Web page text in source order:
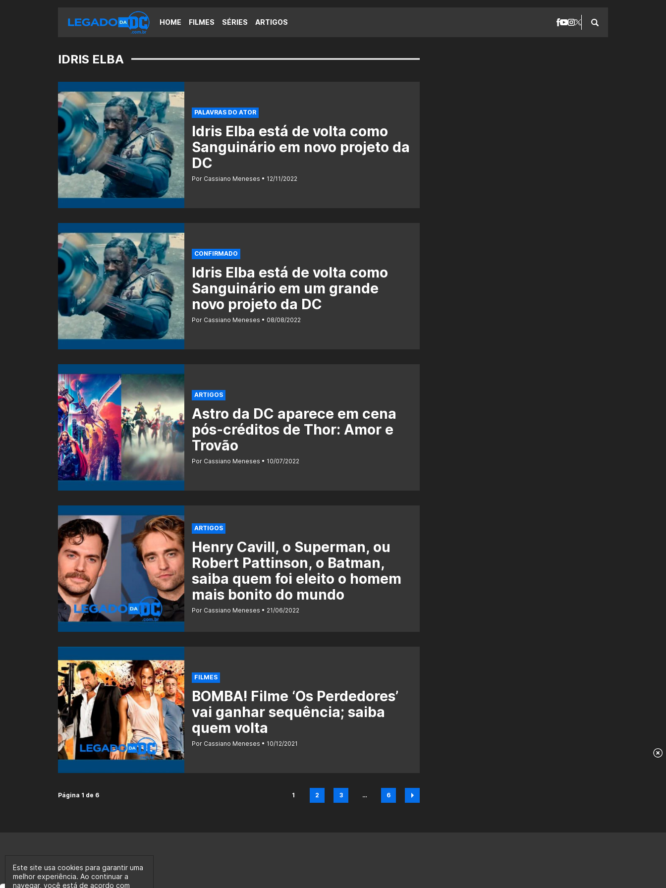
HOME FILMES SÉRIES ARTIGOS
IDRIS ELBA
PALAVRAS DO ATOR
Idris Elba está de volta como
Sanguinário em novo projeto da
DC
Por Cassiano Meneses 12/11/2022
CONFIRMADO
Idris Elba está de volta como
Sanguinário em um grande
novo projeto da DC
Por Cassiano Meneses 08/08/2022
ARTIGOS
Astro da DC aparece em cena
pós-créditos de Thor: Amor e
Trovão
Por Cassiano Meneses 10/07/2022
ARTIGOS
Henry Cavill, o Superman, ou
Robert Pattinson, o Batman,
saiba quem foi eleito o homem
mais bonito do mundo
Por Cassiano Meneses 21/06/2022
FILMES
BOMBA! Filme ‘Os Perdedores’
vai ganhar sequência; saiba
quem volta
Por Cassiano Meneses 10/12/2021
Página 1 de 6
Página
1
Página
2
Página
3
…
Página
6
Este site usa cookies para garantir uma
melhor experiência. Ao continuar a
navegar, você está de acordo com